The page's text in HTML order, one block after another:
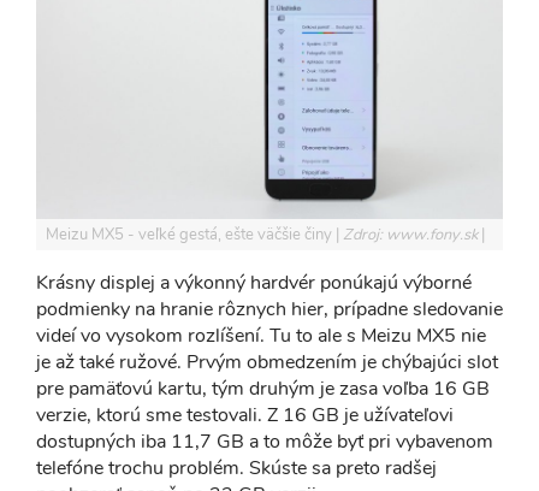
Meizu MX5 - veľké gestá, ešte väčšie činy Zdroj: www.fony.sk
Krásny displej a výkonný hardvér ponúkajú výborné
podmienky na hranie rôznych hier, prípadne sledovanie
videí vo vysokom rozlíšení. Tu to ale s Meizu MX5 nie
je až také ružové. Prvým obmedzením je chýbajúci slot
pre pamäťovú kartu, tým druhým je zasa voľba 16 GB
verzie, ktorú sme testovali. Z 16 GB je užívateľovi
dostupných iba 11,7 GB a to môže byť pri vybavenom
telefóne trochu problém. Skúste sa preto radšej